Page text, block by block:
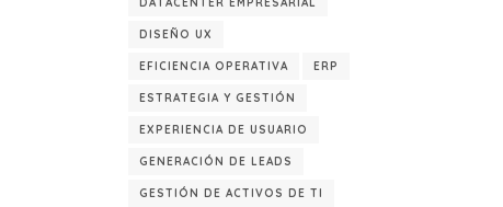
DISEÑO UX
EFICIENCIA OPERATIVA ERP
ESTRATEGIA Y GESTIÓN
EXPERIENCIA DE USUARIO
GENERACIÓN DE LEADS
GESTIÓN DE ACTIVOS DE TI